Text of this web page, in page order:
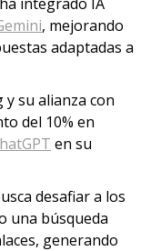
, mejorando
adaptadas a
su alianza con
del 10% en
en su
desafiar a los
una búsqueda
generando